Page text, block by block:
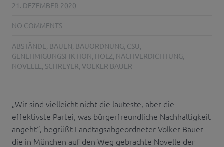
21. DEZEMBER 2020
NO COMMENTS
ABSTÄNDE, BAUEN, BAUORDNUNG, CSU,
GENEHMIGUNGSFIKTION, HOLZ, NACHVERDICHTUNG,
NOVELLE, SCHREYER, VOLKER BAUER
„Wir sind vielleicht nicht die lauteste, aber die
effektivste Partei, was bürgerfreundliche Nachhaltigkeit
angeht“, begrüßt Landtagsabgeordneter Volker Bauer
die in München auf den Weg gebrachte Novelle der